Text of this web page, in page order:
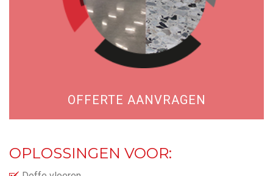
OFFERTE AANVRAGEN
OPLOSSINGEN VOOR: